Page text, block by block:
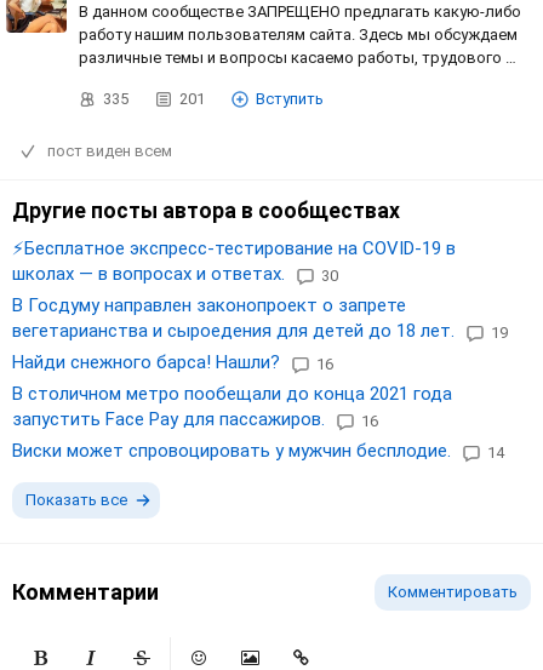
В данном сообществе ЗАПРЕЩЕНО предлагать какую-либо
работу нашим пользователям сайта. Здесь мы обсуждаем
различные темы и вопросы касаемо работы, трудового …
335 201 Вступить
пост виден всем
Другие посты автора в сообществах
⚡️Бесплатное экспресс-тестирование на COVID-19 в
школах — в вопросах и ответах.
30
В Госдуму направлен законопроект о запрете
вегетарианства и сыроедения для детей до 18 лет.
19
Найди снежного барса! Нашли? 16
В столичном метро пообещали до конца 2021 года
запустить Face Pay для пассажиров.
16
Виски может спровоцировать у мужчин бесплодие. 14
Показать все
Комментарии Комментировать